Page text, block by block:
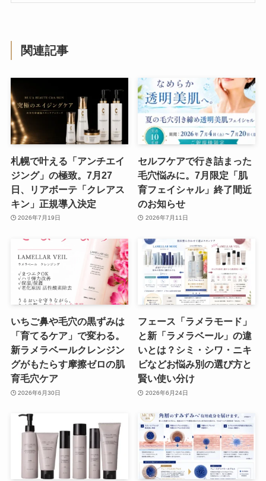
関連記事
札幌で叶える「アンチエイ
ジング」の極致。7月27
日、リアボーテ「クレアス
キン」正規導入決定
2026年7月19日
セルフケアで行き詰まった
毛穴悩みに。7月限定「肌
育フェイシャル」終了間近
のお知らせ
2026年7月11日
いちご鼻や毛穴の黒ずみは
「育てるケア」で変わる。
新ラメラベールクレンジン
グがもたらす摩擦ゼロの肌
育毛穴ケア
2026年6月30日
フェース「ラメラモード」
と新「ラメラベール」の違
いとは？シミ・シワ・ニキ
ビなどお悩み別の選び方と
賢い使い分け
2026年6月24日